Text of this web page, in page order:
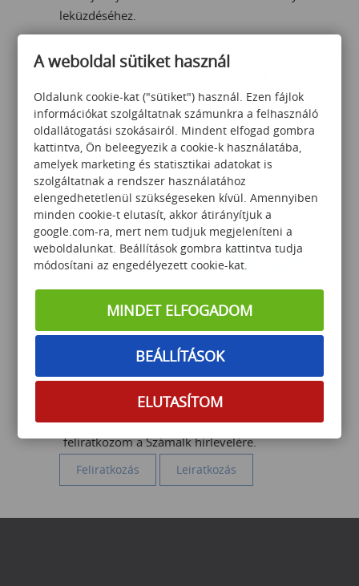
leküzdéséhez.
Az informatikushiány kihívásairól szóló
olvashat magazinunk, aTraining
Bulletinelső számában is.
VISSZA AZ ELŐZŐ OLDALRA
Megosztom
HÍRLEVÉL FELIRATKOZÁS
Adatvédelmi szabályzatot
megértettem és elfogadom,
feliratkozom a Számalk hírlevelére.
A weboldal sütiket használ
Oldalunk cookie-kat ("sütiket") használ. Ezen fájlok
információkat szolgáltatnak számunkra a felhasználó
oldallátogatási szokásairól. Mindent elfogad gombra
kattintva, Ön beleegyezik a cookie-k használatába,
amelyek marketing és statisztikai adatokat is
szolgáltatnak a rendszer használatához
elengedhetetlenül szükségeseken kívül. Amennyiben
minden cookie-t elutasít, akkor átirányítjuk a
google.com-ra, mert nem tudjuk megjeleníteni a
weboldalunkat. Beállítások gombra kattintva tudja
módosítani az engedélyezett cookie-kat.
MINDET ELFOGADOM
BEÁLLÍTÁSOK
ELUTASÍTOM